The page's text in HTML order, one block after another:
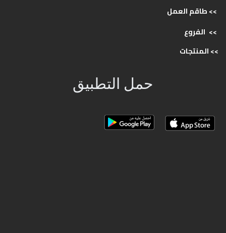
>> طاقمالعمل
>> الفروع
>>المنتجات
حمل التطبيق